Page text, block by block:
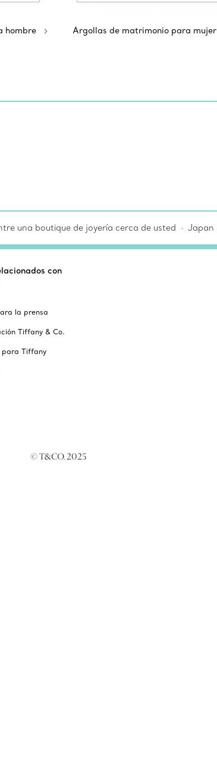
hombre Argollas de matrimonio para mujer
una boutique de joyería cerca de usted Japan
con
la prensa
Tiffany & Co.
Tiffany
© T&CO. 2025